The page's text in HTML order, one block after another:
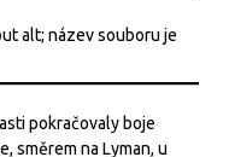
pokračovaly boje
směrem na Lyman, u